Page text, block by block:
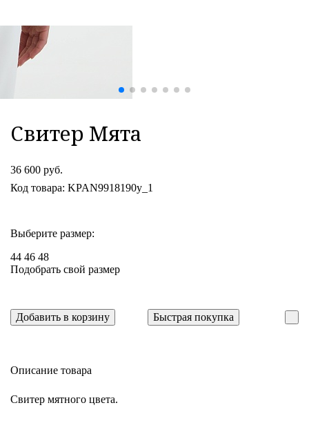
Свитер Мята
36 600 руб.
Код товара: KPAN9918190y_1
Выберите размер:
44 46 48
Подобрать свой размер
Добавить в корзину Быстрая покупка
Описание товара
Свитер мятного цвета.